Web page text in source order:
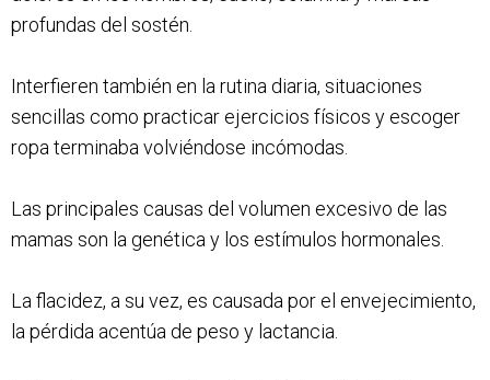
profundas del sostén.
Interfieren también en la rutina diaria, situaciones
sencillas como practicar ejercicios físicos y escoger
ropa terminaba volviéndose incómodas.
Las principales causas del volumen excesivo de las
mamas son la genética y los estímulos hormonales.
La flacidez, a su vez, es causada por el envejecimiento,
la pérdida acentúa de peso y lactancia.